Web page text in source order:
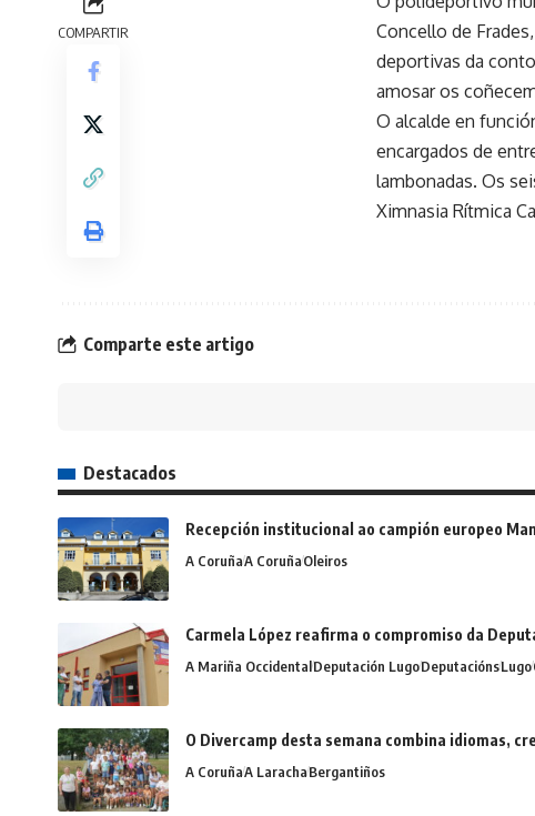
COMPARTIR
Concello de
deportivas da
amosar os
O alcalde en
encargados de
lambonadas. Os
Ximnasia Rítmica
Comparte este artigo
Destacados
Recepción institucional ao campión europeo
A CoruñaA CoruñaOleiros
Carmela López reafirma o compromiso da
A Mariña OccidentalDeputación LugoDeputaciónsLugo
O Divercamp desta semana combina idiomas,
A CoruñaA LarachaBergantiños